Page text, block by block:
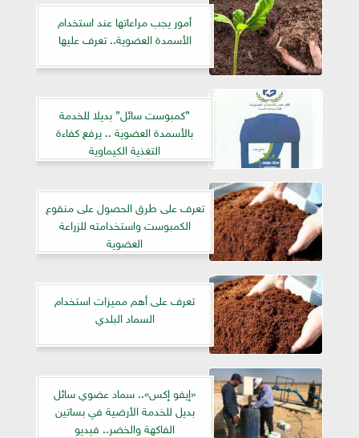
أمور يجب مراعاتها عند استخدام
الأسمدة العضوية.. تعرف عليها
”كمبوست سائل” بديلا للخدمة
بالأسمدة العضوية .. يرفع كفاءة
التغذية الكيماوية
تعرف على طرق الحصول على منقوع
الكمبوست واستخدامته للزراعة
العضوية
تعرف على أهم مميزات استخدام
السماد البلدي
«إيفو إكس».. سماد عضوي سائل
بديل للخدمة الأرضية في بساتين
الفاكهة والخضر.. فيديو